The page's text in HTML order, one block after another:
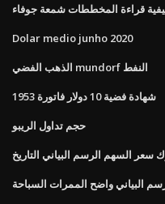
قراءة المخططات شمعة جوفاء
Dolar medio junho 2020
الذهب الفضي mundorf النفط
شهادة فضية 10 دولار فاتورة 1953
حجم تداول الريبو
سعر السهم الرسم البياني التاريخ
البياني واضح الممرات السباحة